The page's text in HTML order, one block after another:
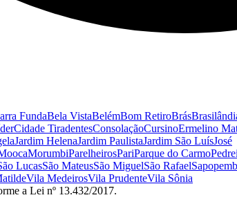
FundaBela VistaBelémBom RetiroBrás
Cidade TiradentesConsolaçãoCursinoErmelino
Jardim HelenaJardim PaulistaJardim São LuísJosé
MorumbiParelheirosPariParque do Carmo
LucasSão MateusSão MiguelSão Rafael
Vila MedeirosVila PrudenteVila Sônia
a Lei nº 13.432/2017.